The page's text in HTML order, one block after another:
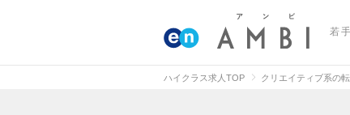
若
ハイクラス求人TOP クリエイティブ系の